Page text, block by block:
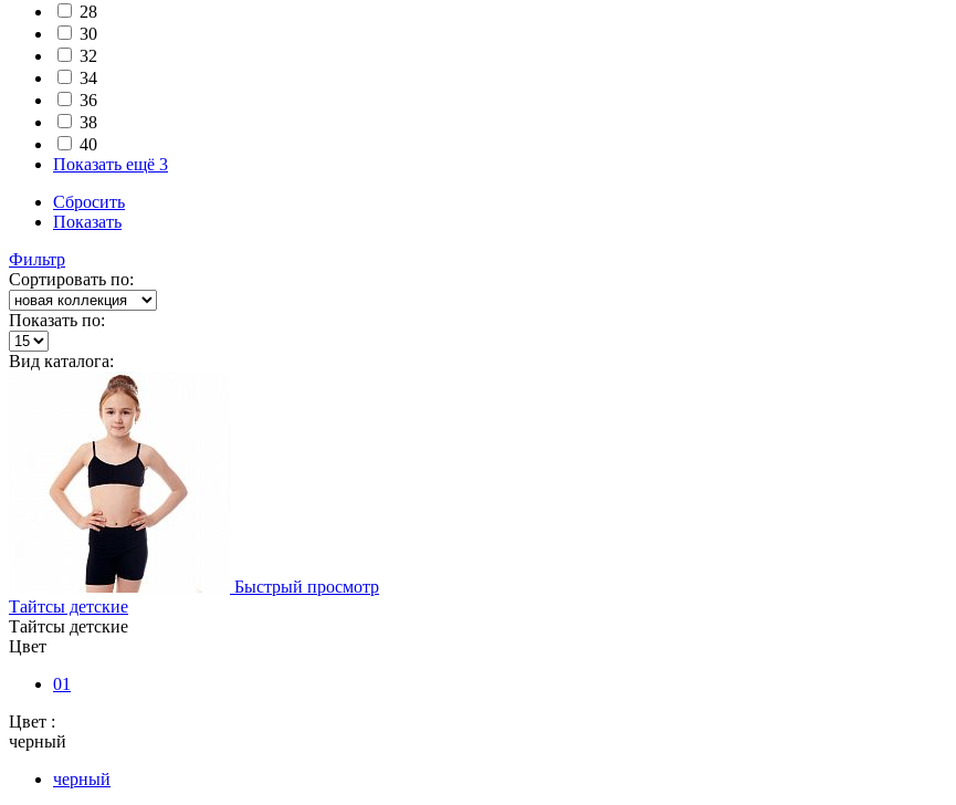
28
30
32
34
36
38
40
Показать ещё 3
Сбросить
Показать
Фильтр
Сортировать по:
Показать по:
Вид каталога:
Быстрый просмотр
Тайтсы детские
Тайтсы детские
Цвет
01
Цвет :
черный
черный